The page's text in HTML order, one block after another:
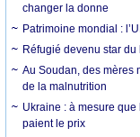
changer la donne
Patrimoine mondial :
Réfugié devenu star
Au Soudan, des mères
de la malnutrition
Ukraine : à mesure
paient le prix